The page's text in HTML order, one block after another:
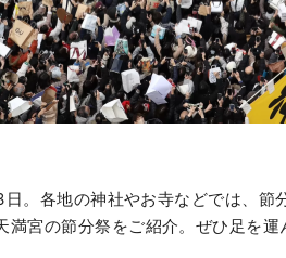
。各地の神社やお寺などでは、節
満宮の節分祭をご紹介。ぜひ足を運